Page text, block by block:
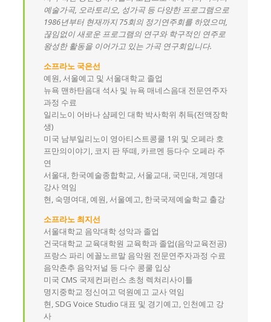
예술가곡, 오라토리오, 성가곡 등 다양한 프로그램으로
1986년부터 현재까지 75회의 정기연주회를 하였으며,
끊임없이 새로운 프로그램의 연구와 학구적인 연주로
왕성한 활동을 이어가고 있는 가곡 연구회입니다.
소프라노 국은선
예원, 서울예고 및 서울대학교 졸업
뉴욕 맨하탄음대 석사 및 뉴욕 매네스음대 전문연주자
과정 수료
일리노이 어바나 샴페인 대학 박사학위 취득(전액장학
생)
미국 남부일리노이 영아티스트콩쿨 1위 및 오페라 호
프만의이야기, 코지 판 뚜떼, 카르멘 등다수 오페라 주
연
서울대, 한국예술종합학교, 서울교대, 국민대, 계명대
강사 역임
현, 숙명여대, 예원, 서울예고, 한국국제예술학교 출강
소프라노 최지선
서울대학교 음악대학 성악과 졸업
건국대학교 교육대학원 교육학과 졸업(음악교육전공)
프랑스 파리 에꼴노르말 음악원 전문연주자과정 수료
음악춘추 음악저널 등 다수 콩쿨 입상
미국 CMS 국제컨퍼런스 초청 렉쳐리사이틀
명지중학교 정신여고 덕원예고 교사 역임
현, SDG Voice Studio 대표 및 경기예고, 인천예고 강
사